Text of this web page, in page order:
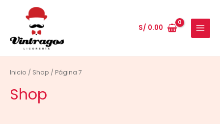
contenido
S/ 0.00
MAIN
MENU
Inicio / Shop / Página 7
Shop